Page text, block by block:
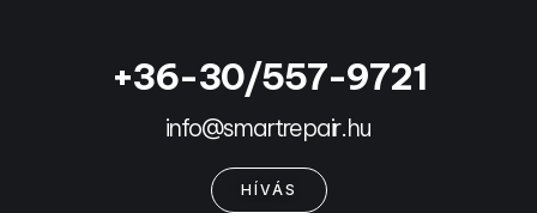
+36-30/557-9721
info@smartrepair.hu
HÍVÁS